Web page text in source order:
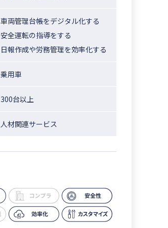
車両管理台帳をデジタル化する
安全運転の指導をする
日報作成や労務管理を効率化する
乗用車
300台以上
人材関連サービス